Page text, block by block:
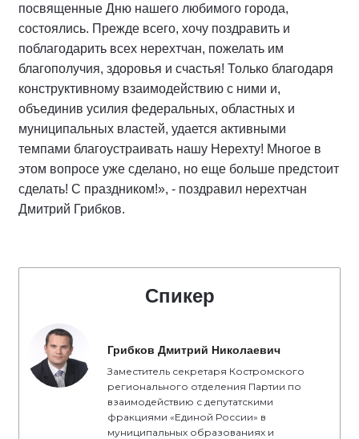
посвященные Дню нашего любимого города,
состоялись. Прежде всего, хочу поздравить и
поблагодарить всех нерехтчан, пожелать им
благополучия, здоровья и счастья! Только благодаря
конструктивному взаимодействию с ними и,
объединив усилия федеральных, областных и
муниципальных властей, удается активными
темпами благоустраивать нашу Нерехту! Многое в
этом вопросе уже сделано, но еще больше предстоит
сделать! С праздником!», - поздравил нерехтчан
Дмитрий Грибков.
Спикер
Грибков Дмитрий Николаевич
Заместитель секретаря Костромского
регионального отделения Партии по
взаимодействию с депутатскими
фракциями «Единой России» в
муниципальных образованиях и